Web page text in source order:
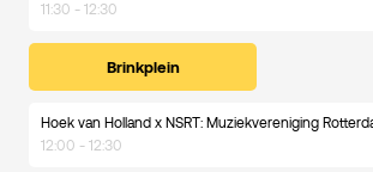
11:30 - 12:30
Brinkplein
Hoek van Holland x NSRT: Muziekvereniging
12:00 - 12:30